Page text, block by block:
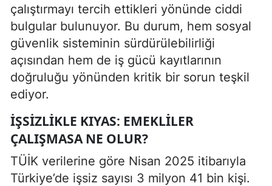
çalıştırmayı tercih ettikleri yönünde ciddi
bulgular bulunuyor. Bu durum, hem sosyal
güvenlik sisteminin sürdürülebilirliği
açısından hem de iş gücü kayıtlarının
doğruluğu yönünden kritik bir sorun teşkil
ediyor.
İŞSIZLIKLE KIYAS: EMEKLILER
ÇALIŞMASA NE OLUR?
TÜİK verilerine göre Nisan 2025 itibarıyla
Türkiye’de işsiz sayısı 3 milyon 41 bin kişi.